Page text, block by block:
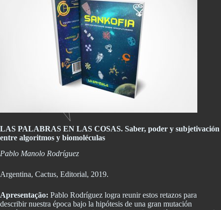
LAS PALABRAS EN LAS COSAS. Saber, poder y subjetivación
entre algoritmos y biomoléculas
Pablo Manolo Rodríguez
Argentina, Cactus, Editorial, 2019.
Apresentação: Pablo Rodríguez logra reunir estos retazos para
describir nuestra época bajo la hipótesis de una gran mutación